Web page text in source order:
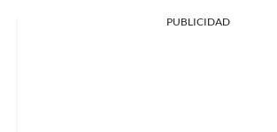
PUBLICIDAD